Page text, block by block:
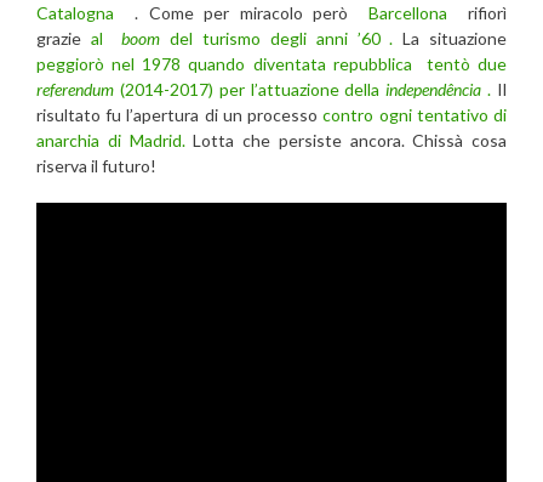
Catalogna . Come per miracolo però Barcellona rifiorì
grazie alboom del turismo degli anni ’60 . La situazione
peggiorò nel 1978 quando diventata repubblica tentò due
referendum (2014-2017) per l’attuazione dellaindependência . Il
risultato fu l’apertura di un processocontro ogni tentativo di
anarchia di Madrid.Lotta che persiste ancora. Chissà cosa
riserva il futuro!